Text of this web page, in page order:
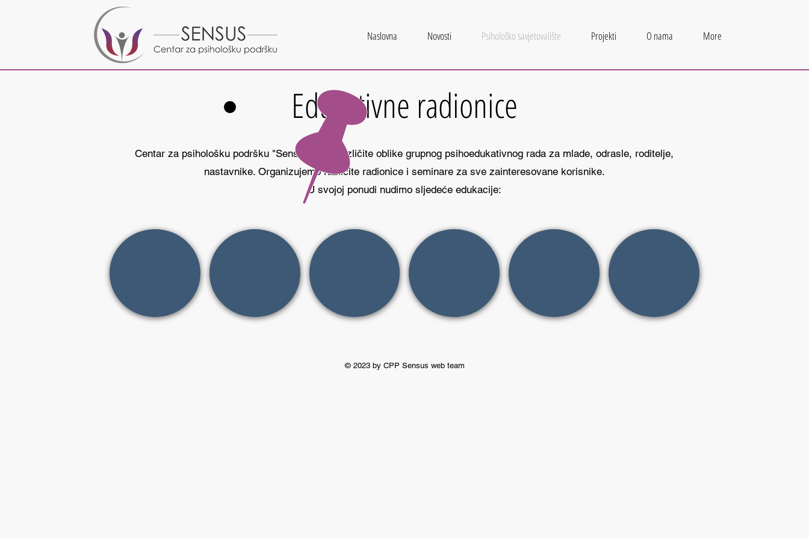
Naslovna Novosti Psihološko savjetovalište Projekti O nama More
Edukativne radionice
Centar za psihološku podršku "Sensus" nudi različite oblike grupnog psihoedukativnog rada za mlade, odrasle, roditelje,
nastavnike. Organizujemo različite radionice i seminare za sve zainteresovane korisnike.
U svojoj ponudi nudimo sljedeće edukacije:
© 2023 by CPP Sensus web team